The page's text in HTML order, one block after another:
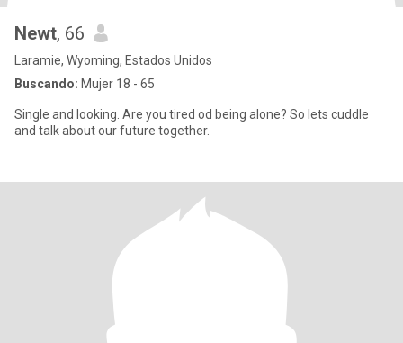
Newt, 66
Laramie, Wyoming, Estados Unidos
Buscando: Mujer 18 - 65
Single and looking. Are you tired od being alone? So lets cuddle
and talk about our future together.